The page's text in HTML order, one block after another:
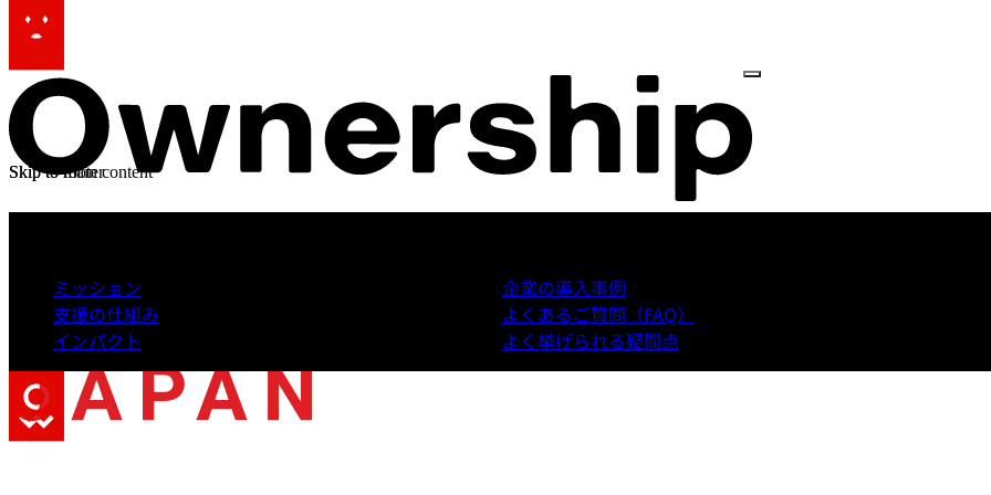
Skip to main content
Skip to footer
ミッション
支援の仕組み
インパクト
企業の導入事例
よくあるご質問（FAQ）
よく挙げられる疑問点